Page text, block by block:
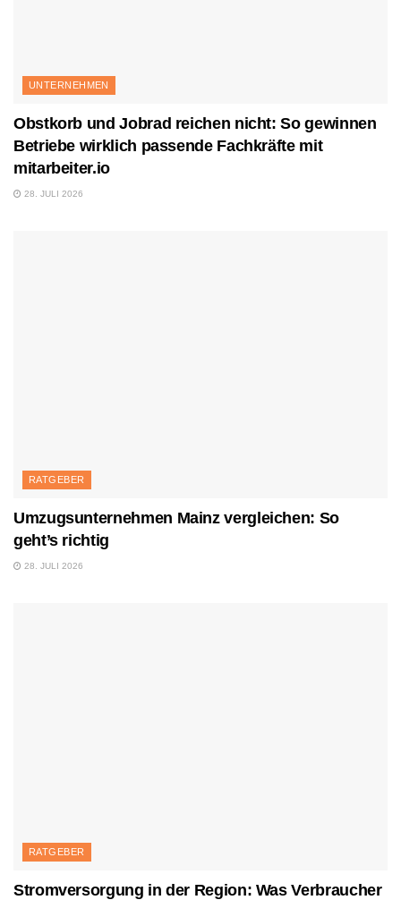
UNTERNEHMEN
Obstkorb und Jobrad reichen nicht: So gewinnen
Betriebe wirklich passende Fachkräfte mit
mitarbeiter.io
28. JULI 2026
RATGEBER
Umzugsunternehmen Mainz vergleichen: So
geht’s richtig
28. JULI 2026
RATGEBER
Stromversorgung in der Region: Was Verbraucher